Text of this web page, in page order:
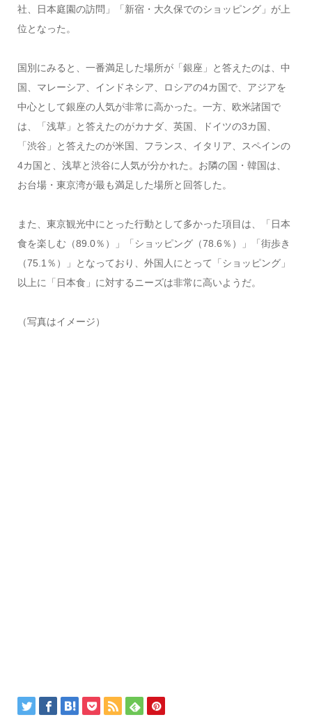
社、日本庭園の訪問」「新宿・大久保でのショッピング」が上
位となった。
国別にみると、一番満足した場所が「銀座」と答えたのは、中
国、マレーシア、インドネシア、ロシアの4カ国で、アジアを
中心として銀座の人気が非常に高かった。一方、欧米諸国で
は、「浅草」と答えたのがカナダ、英国、ドイツの3カ国、
「渋谷」と答えたのが米国、フランス、イタリア、スペインの
4カ国と、浅草と渋谷に人気が分かれた。お隣の国・韓国は、
お台場・東京湾が最も満足した場所と回答した。
また、東京観光中にとった行動として多かった項目は、「日本
食を楽しむ（89.0％）」「ショッピング（78.6％）」「街歩き
（75.1％）」となっており、外国人にとって「ショッピング」
以上に「日本食」に対するニーズは非常に高いようだ。
（写真はイメージ）